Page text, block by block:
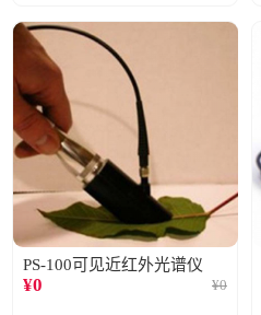
PS-100可见近红外光谱仪
¥0 ¥0